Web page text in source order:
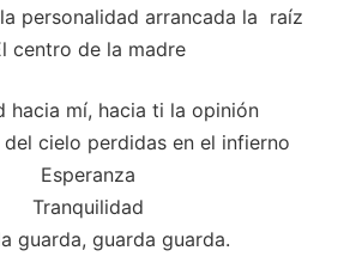
personalidad arrancada la raíz
centro de la madre
hacia mí, hacia ti la opinión
del cielo perdidas en el infierno
Esperanza
Tranquilidad
guarda, guarda guarda.